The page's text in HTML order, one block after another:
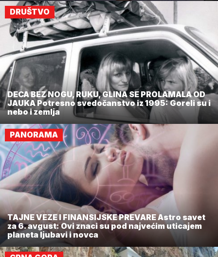
DRUŠTVO
DECA BEZ NOGU, RUKU, GLINA SE PROLAMALA OD
JAUKA Potresno svedočanstvo iz 1995: Goreli su i
nebo i zemlja
PANORAMA
TAJNE VEZE I FINANSIJSKE PREVARE Astro savet
za 6. avgust: Ovi znaci su pod najvećim uticajem
planeta ljubavi i novca